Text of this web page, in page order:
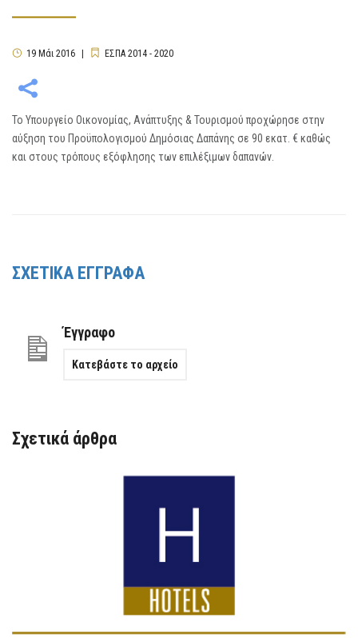
19 Μάι 2016 ΕΣΠΑ 2014 - 2020
Το Υπουργείο Οικονομίας, Ανάπτυξης & Τουρισμού προχώρησε στην
αύξηση του Προϋπολογισμού Δημόσιας Δαπάνης σε 90 εκατ. € καθώς
και στους τρόπους εξόφλησης των επιλέξιμων δαπανών.
ΣΧΕΤΙΚΑ ΕΓΓΡΑΦΑ
Έγγραφο
Κατεβάστε το αρχείο
Σχετικά άρθρα